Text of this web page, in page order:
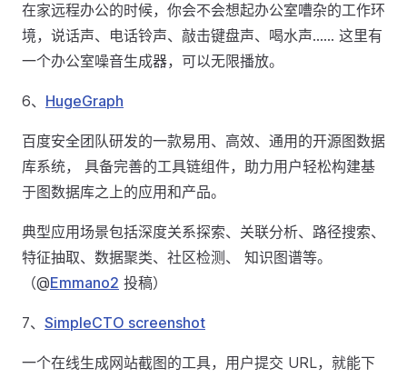
在家远程办公的时候，你会不会想起办公室嘈杂的工作环
境，说话声、电话铃声、敲击键盘声、喝水声…… 这里有
一个办公室噪音生成器，可以无限播放。
6、 HugeGraph
百度安全团队研发的一款易用、高效、通用的开源图数据
库系统， 具备完善的工具链组件，助力用户轻松构建基
于图数据库之上的应用和产品。
典型应用场景包括深度关系探索、关联分析、路径搜索、
特征抽取、数据聚类、社区检测、 知识图谱等。
（@Emmano2 投稿）
7、 SimpleCTO screenshot
一个在线生成网站截图的工具，用户提交 URL，就能下